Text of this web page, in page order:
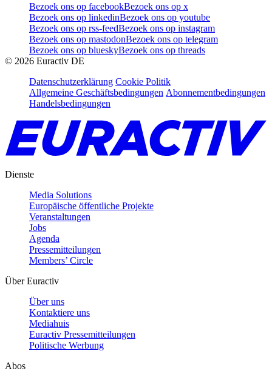
Bezoek ons op facebookBezoek ons op x
Bezoek ons op linkedinBezoek ons op youtube
Bezoek ons op rss-feedBezoek ons op instagram
Bezoek ons op mastodonBezoek ons op telegram
Bezoek ons op blueskyBezoek ons op threads
© 2026 Euractiv DE
Datenschutzerklärung Cookie Politik
Allgemeine Geschäftsbedingungen Abonnementbedingungen
Handelsbedingungen
Dienste
Media Solutions
Europäische öffentliche Projekte
Veranstaltungen
Jobs
Agenda
Pressemitteilungen
Members’ Circle
Über Euractiv
Über uns
Kontaktiere uns
Mediahuis
Euractiv Pressemitteilungen
Politische Werbung
Abos